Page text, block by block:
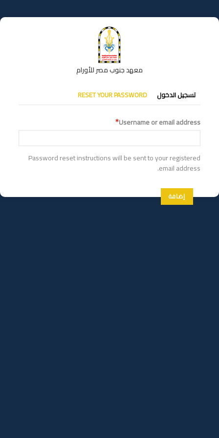
إلى
المحتوى
معهد جنوب مصر للأورام
التبويبات
الأساسية
تسجيل الدخول RESET YOUR PASSWORD
Username or email address
Password reset instructions will be sent to your registered
email address.